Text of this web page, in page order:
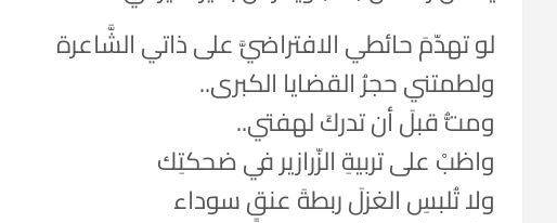
لو تهدّمَ حائطي الافتراضيَّ على ذاتي الشَّاعرة
ولطمتني حجرُ القضايا الكبرى..
ومتُّ قبلَ أن تدركَ لهفتي..
واظبْ على تربيةِ الزّرازير في ضحكتِك
ولا تُلبسِ الغزلَ ربطةَ عنقٍ سوداء